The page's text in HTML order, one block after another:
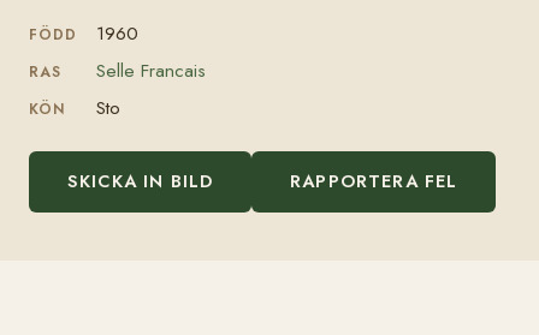
FÖDD 1960
RAS Selle Francais
KÖN Sto
SKICKA IN BILD RAPPORTERA FEL